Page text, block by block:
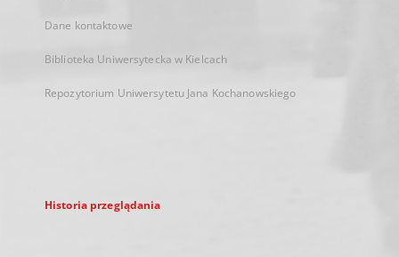
Dane kontaktowe
Biblioteka Uniwersytecka w Kielcach
Repozytorium Uniwersytetu Jana Kochanowskiego
Historia przeglądania